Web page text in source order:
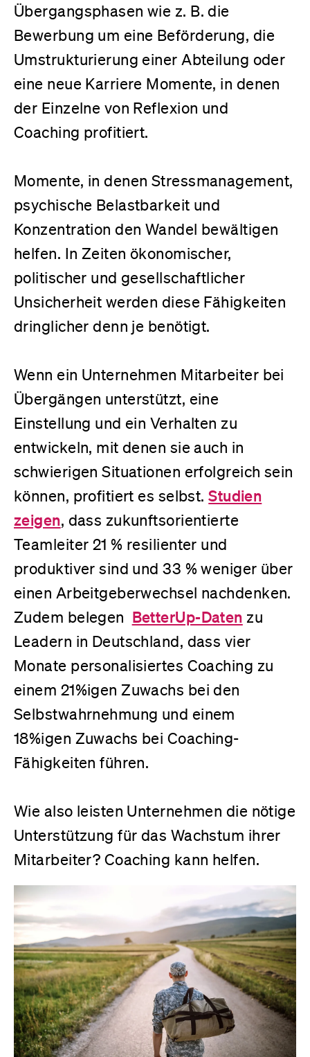
Übergangsphasen wie z. B. die
Bewerbung um eine Beförderung, die
Umstrukturierung einer Abteilung oder
eine neue Karriere Momente, in denen
der Einzelne von Reflexion und
Coaching profitiert.
Momente, in denen Stressmanagement,
psychische Belastbarkeit und
Konzentration den Wandel bewältigen
helfen. In Zeiten ökonomischer,
politischer und gesellschaftlicher
Unsicherheit werden diese Fähigkeiten
dringlicher denn je benötigt.
Wenn ein Unternehmen Mitarbeiter bei
Übergängen unterstützt, eine
Einstellung und ein Verhalten zu
entwickeln, mit denen sie auch in
schwierigen Situationen erfolgreich sein
können, profitiert es selbst.Studien
zeigen, dass zukunftsorientierte
Teamleiter 21 % resilienter und
produktiver sind und 33 % weniger über
einen Arbeitgeberwechsel nachdenken.
Zudem belegen BetterUp-Daten zu
Leadern in Deutschland, dass vier
Monate personalisiertes Coaching zu
einem 21%igen Zuwachs bei den
Selbstwahrnehmung und einem
18%igen Zuwachs bei Coaching-
Fähigkeiten führen.
Wie also leisten Unternehmen die nötige
Unterstützung für das Wachstum ihrer
Mitarbeiter? Coaching kann helfen.